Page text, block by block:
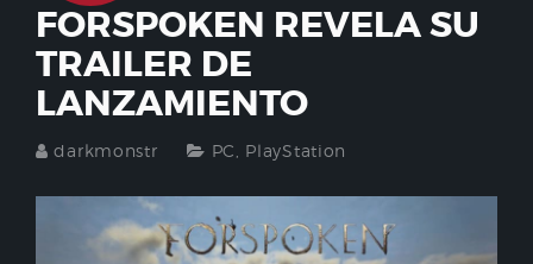
FORSPOKEN REVELA SU
TRAILER DE
LANZAMIENTO
darkmonstr PC PlayStation